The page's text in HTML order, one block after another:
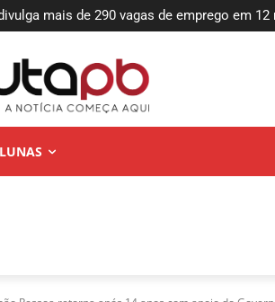
mais de 290 vagas de emprego em 12
se destaca ao reforçar compromisso